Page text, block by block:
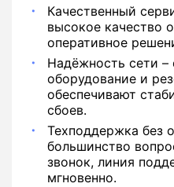
Качественный
высокое качество
оперативное
Надёжность сети –
оборудование и
обеспечивают
сбоев.
Техподдержка без
большинство
звонок, линия
мгновенно.